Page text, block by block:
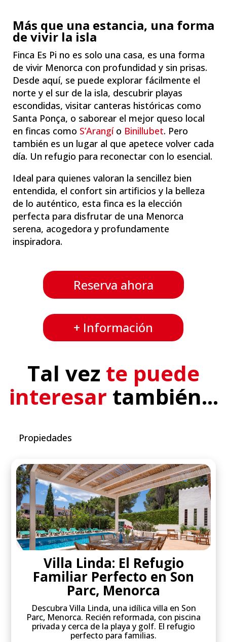
Más que una estancia, una forma
de vivir la isla
Finca Es Pi no es solo una casa, es una forma
de vivir Menorca con profundidad y sin prisas.
Desde aquí, se puede explorar fácilmente el
norte y el sur de la isla, descubrir playas
escondidas, visitar canteras históricas como
Santa Ponça, o saborear el mejor queso local
en fincas como S’Arangío Binillubet. Pero
también es un lugar al que apetece volver cada
día. Un refugio para reconectar con lo esencial.
Ideal para quienes valoran la sencillez bien
entendida, el confort sin artificios y la belleza
de lo auténtico, esta finca es la elección
perfecta para disfrutar de una Menorca
serena, acogedora y profundamente
inspiradora.
Reserva ahora
+ Información
Tal vez te puede
interesar también...
Propiedades
Villa Linda: El Refugio
Familiar Perfecto en Son
Parc, Menorca
Descubra Villa Linda, una idílica villa en Son
Parc, Menorca. Recién reformada, con piscina
privada y cerca de la playa y golf. El refugio
perfecto para familias.